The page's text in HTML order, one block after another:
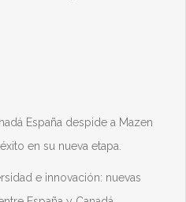
España despide a Mazen
en su nueva etapa.
e innovación: nuevas